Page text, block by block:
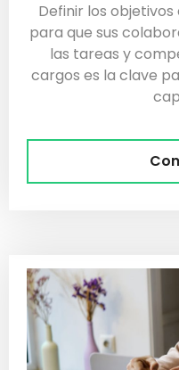
Definir los
para que sus
las tareas y
cargos es la clave